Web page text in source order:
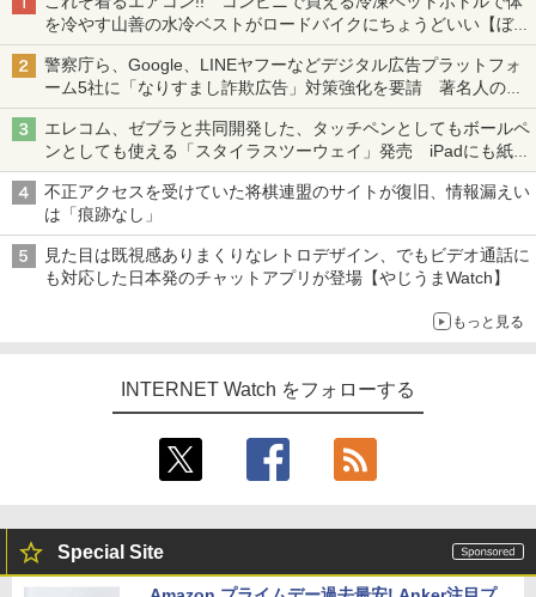
を冷やす山善の水冷ベストがロードバイクにちょうどいい【ぼっ
ち・ざ・ろーど！その14】【空いた時間でなにしてる？】
警察庁ら、Google、LINEヤフーなどデジタル広告プラットフォ
ーム5社に「なりすまし詐欺広告」対策強化を要請 著名人の写
真や映像を使った投資詐欺などへの対策として
エレコム、ゼブラと共同開発した、タッチペンとしてもボールペ
ンとしても使える「スタイラスツーウェイ」発売 iPadにも紙に
も、持ち替えずに書き込める
不正アクセスを受けていた将棋連盟のサイトが復旧、情報漏えい
は「痕跡なし」
見た目は既視感ありまくりなレトロデザイン、でもビデオ通話に
も対応した日本発のチャットアプリが登場【やじうまWatch】
もっと見る
INTERNET Watch をフォローする
Special Site